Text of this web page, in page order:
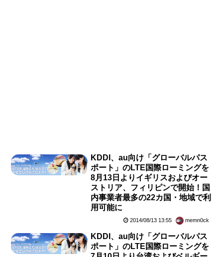
KDDI、au向け「グローバルパス
ポート」のLTE国際ローミングを
8月13日よりイギリスおよびオー
ストリア、フィリピンで開始！国
内事業者最多の22カ国・地域で利
用可能に
2014/08/13 13:55 memn0ck
KDDI、au向け「グローバルパス
ポート」のLTE国際ローミングを